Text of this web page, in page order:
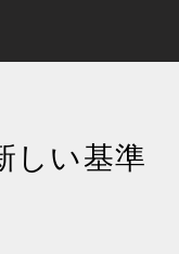
しい基準